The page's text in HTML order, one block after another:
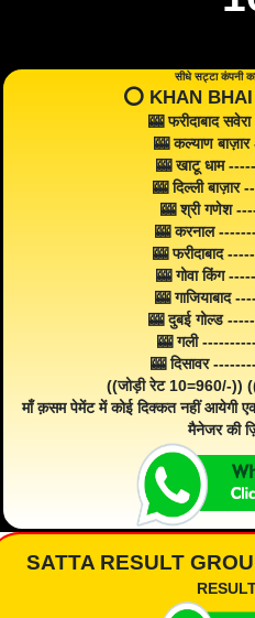
सीधे सट्टा कंपनी
⭕️ KHAN
🎰 फरीदाबाद
🎰 कल्याण
🎰 खाटू धाम
🎰 दिल्ली
🎰 श्री गणेश
🎰 करनाल
🎰 फरीदाबाद
🎰 गोवा किंग
🎰 गाजियाबाद
🎰 दुबई गोल्ड
🎰 गली
🎰 दिसावर
((जोड़ी रेट 10=960/-))
माँ क़सम पेमेंट में कोई दिक्कत नहीं आयेगी
मैनेजर की
SATTA RESULT
RESULT